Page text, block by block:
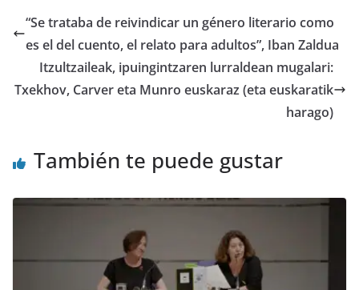
b
o
o
k
d
o
n
l p
ar
ti
r
“Se trataba de reivindicar un género literario como
es el del cuento, el relato para adultos”, Iban Zaldua
Itzultzaileak, ipuingintzaren lurraldean mugalari:
Txekhov, Carver eta Munro euskaraz (eta euskaratik
harago)
También te puede gustar